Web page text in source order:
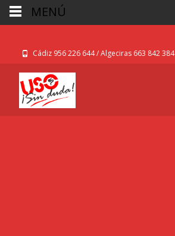
Cádiz 956 226 644 / Algeciras 663 842 384
MENÚ